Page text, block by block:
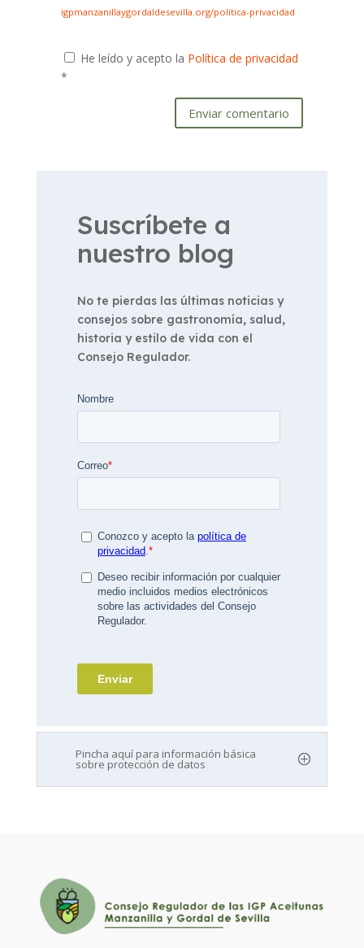
igpmanzanillaygordaldesevilla.org/politica-privacidad
He leído y acepto la Política de privacidad
*
Enviar comentario
Suscríbete a
nuestro blog
No te pierdas las últimas noticias y
consejos sobre gastronomía, salud,
historia y estilo de vida con el
Consejo Regulador.
Pincha aquí para información básica
sobre protección de datos